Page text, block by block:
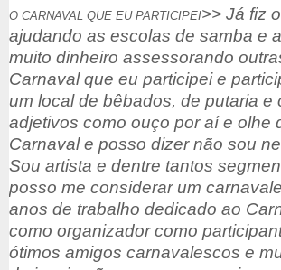
O CARNAVAL QUE EU PARTICIPEI>> Já fiz
ajudando as escolas de samba e
muito dinheiro assessorando
Carnaval que eu participei e
um local de bêbados, de putaria e
adjetivos como ouço por aí e olhe
Carnaval e posso dizer não sou
Sou artista e dentre tantos
posso me considerar um
anos de trabalho dedicado ao
como organizador como
ótimos amigos carnavalescos e